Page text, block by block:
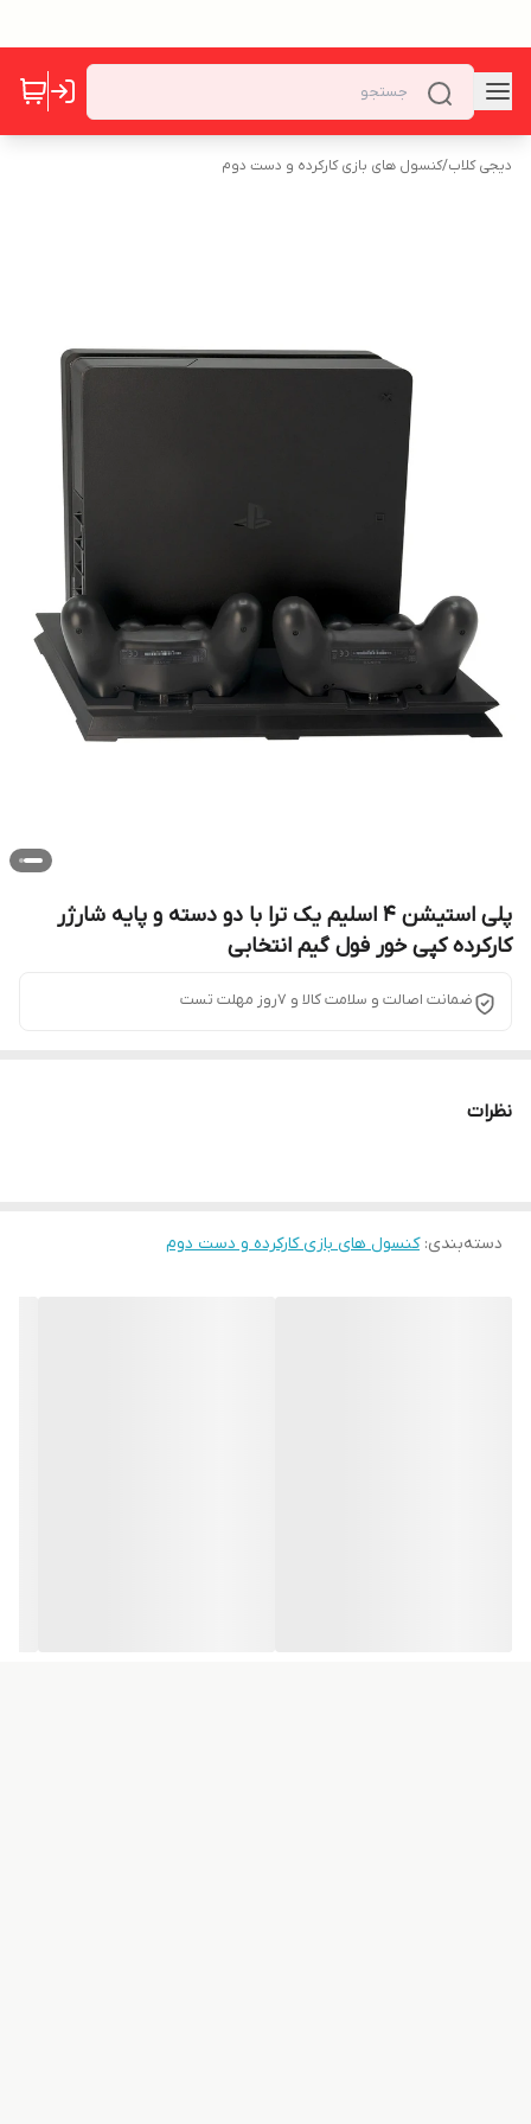
دیجی کلاب/کنسول های بازی کارکرده و دست دوم
پلی استیشن 4 اسلیم یک ترا با دو دسته و پایه شارژر
کارکرده کپی خور فول گیم انتخابی
ضمانت اصالت و سلامت کالا و 7روز مهلت تست
نظرات
دسته‌بندی:کنسول های بازی کارکرده و دست دوم